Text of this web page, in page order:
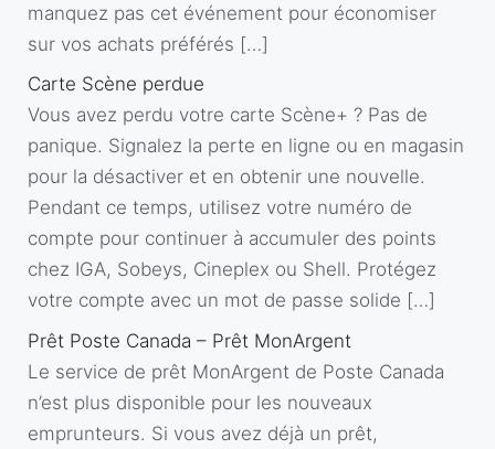
manquez pas cet événement pour économiser
sur vos achats préférés […]
Carte Scène perdue
Vous avez perdu votre carte Scène+ ? Pas de
panique. Signalez la perte en ligne ou en magasin
pour la désactiver et en obtenir une nouvelle.
Pendant ce temps, utilisez votre numéro de
compte pour continuer à accumuler des points
chez IGA, Sobeys, Cineplex ou Shell. Protégez
votre compte avec un mot de passe solide […]
Prêt Poste Canada – Prêt MonArgent
Le service de prêt MonArgent de Poste Canada
n’est plus disponible pour les nouveaux
emprunteurs. Si vous avez déjà un prêt,